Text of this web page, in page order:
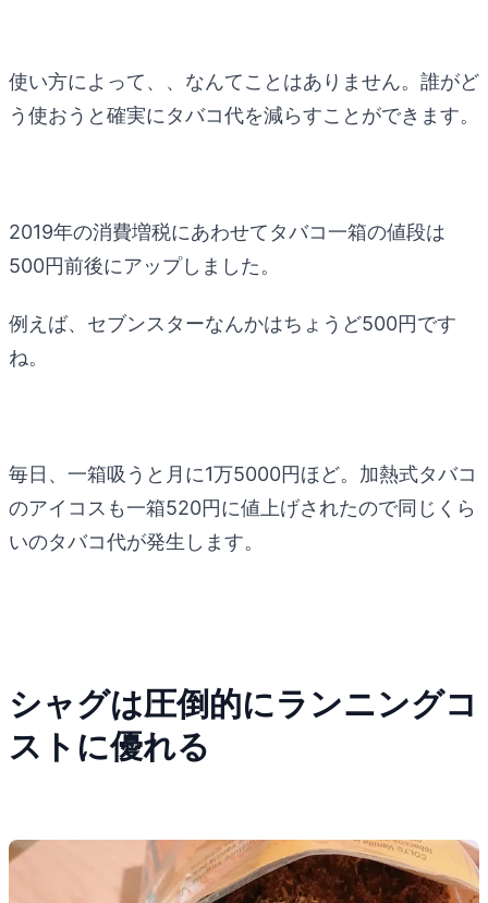
使い方によって、、なんてことはありません。誰がど
う使おうと確実にタバコ代を減らすことができます。
2019年の消費増税にあわせてタバコ一箱の値段は
500円前後にアップしました。
例えば、セブンスターなんかはちょうど500円です
ね。
毎日、一箱吸うと月に1万5000円ほど。加熱式タバコ
のアイコスも一箱520円に値上げされたので同じくら
いのタバコ代が発生します。
シャグは圧倒的にランニングコ
ストに優れる